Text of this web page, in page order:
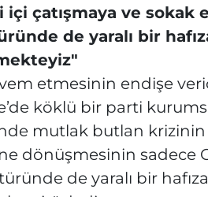
çatışmaya ve sokak
de yaralı bir
etmesinin endişe
köklü bir parti
mutlak butlan
dönüşmesinin sadece
de yaralı bir hafıza